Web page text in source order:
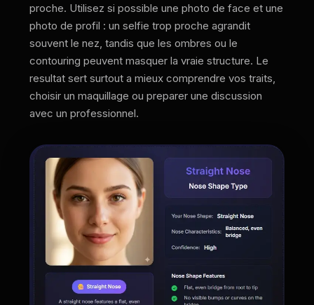
proche. Utilisez si possible une photo de face et une
photo de profil : un selfie trop proche agrandit
souvent le nez, tandis que les ombres ou le
contouring peuvent masquer la vraie structure. Le
resultat sert surtout a mieux comprendre vos traits,
choisir un maquillage ou preparer une discussion
avec un professionnel.